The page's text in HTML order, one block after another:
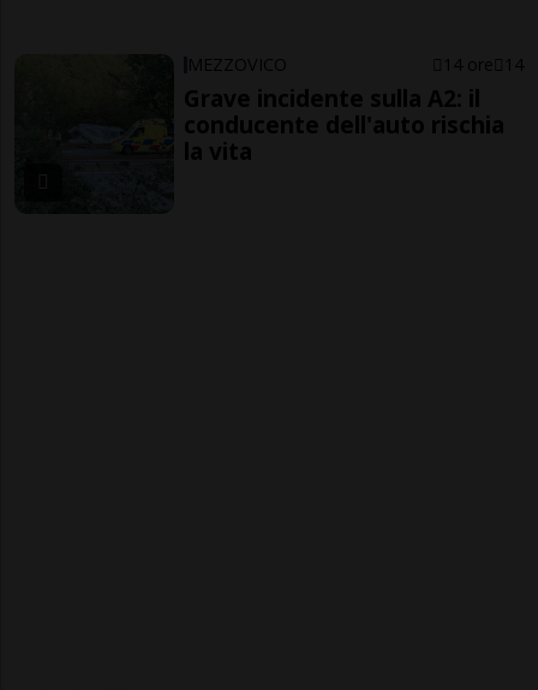
MEZZOVICO 14 ore 14
Grave incidente sulla A2: il
conducente dell'auto rischia
la vita